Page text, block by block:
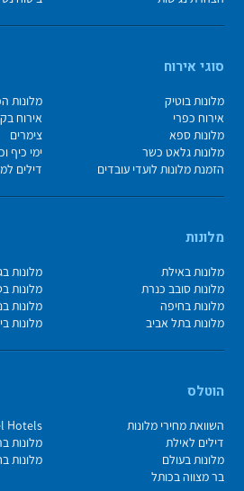
סוגי אירוח
מלונות בוטיק
מלונות
אירוח כפרי
אירוח
מלונות ספא
צימרים
מלונות גלאט כשר
ימי כיף
הזמנת מלונות לועדי עובדים
דילים
מלונות
מלונות באילת
מלונות
מלונות סובב כנרת
מלונות
מלונות בחיפה
מלונות
מלונות בתל אביב
מלונות
הוטלס
השוואת מחירי מלונות
Hotels
דילים לאילת
מלונות
מלונות בעולם
מלונות
בר מצווה בכותל